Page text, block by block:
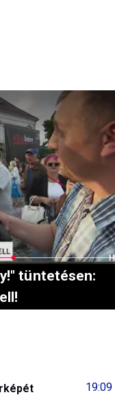
tüntetésen:
19:09